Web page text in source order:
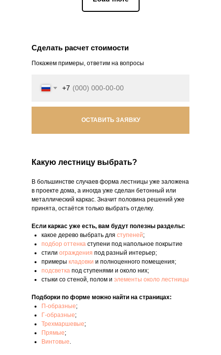
Покажем примеры, ответим на вопросы
Сделать расчет стоимости
+7
ОСТАВИТЬ ЗАЯВКУ
Какую лестницу выбрать?
В большинстве случаев форма лестницы уже заложена
в проекте дома, а иногда уже сделан бетонный или
металлический каркас. Значит половина решений уже
принята, остаётся только выбрать отделку.
Если каркас уже есть, вам будут полезны разделы:
какое дерево выбрать для ступеней;
подбор оттенка ступени под напольное покрытие
стили ограждения под разный интерьер;
примеры кладовки и полноценного помещения;
подсветка под ступенями и около них;
стыки со стеной, полом и элементы около лестницы
Подборки по форме можно найти на страницах:
П-образные;
Г-образные;
Трехмаршевые;
Прямые;
Винтовые